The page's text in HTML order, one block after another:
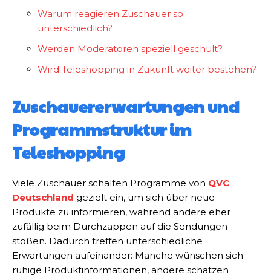
Warum reagieren Zuschauer so
unterschiedlich?
Werden Moderatoren speziell geschult?
Wird Teleshopping in Zukunft weiter bestehen?
Zuschauererwartungen und
Programmstruktur im
Teleshopping
Viele Zuschauer schalten Programme von QVC
Deutschland gezielt ein, um sich über neue
Produkte zu informieren, während andere eher
zufällig beim Durchzappen auf die Sendungen
stoßen. Dadurch treffen unterschiedliche
Erwartungen aufeinander: Manche wünschen sich
ruhige Produktinformationen, andere schätzen